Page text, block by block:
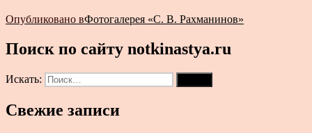
Опубликовано вФотогалерея «С. В. Рахманинов»
Поиск по сайту notkinastya.ru
Искать:
Свежие записи